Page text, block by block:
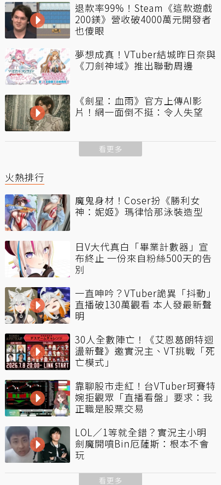
退款率99%！Steam《這款遊戲
200鎂》營收破4000萬元開發者
也傻眼
夢想成真！VTuber結城昨日奈與
《刀劍神域》推出聯動周邊
《劍星：血雨》官方上傳AI影
片！網一面倒不挺：令人失望
看更多
火熱排行
魔鬼身材！Coser扮《勝利女
神：妮姬》瑪律恰那泳裝造型
日V大代真白「畢業計數器」宣
布終止 一份來自粉絲500天的告
別
一直呻吟？VTuber詭異「抖動」
直播破130萬觀看 本人發最新聲
明
30人全數陣亡！《艾恩葛朗特迴
盪新聲》邀實況主、VT挑戰「死
亡模式」
靠聊股市走紅！台VTuber珂賽特
婉拒觀眾「直播看盤」要求：我
正職是股票交易
LOL／1等就全錯？實況主小明
劍魔開噴Bin厄薩斯：根本不會
玩
看更多